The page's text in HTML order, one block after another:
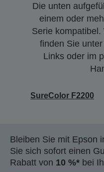
Die unten
einem oder
Serie
finden Sie
Links oder im
SureColor F2200
Bleiben Sie mit Epson
Sie sich sofort einen
Rabatt von 10 %* bei